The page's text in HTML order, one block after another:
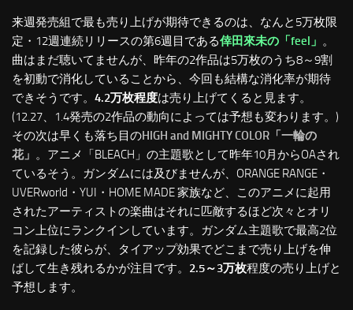
来週発売組で最も売り上げが期待できるのは、なんと5万枚限
定・12週連続リリースの第6週目である倖田來未の「feel」 。
曲はまだ聴いてませんが、昨年の2作品は5万枚のうち8～9割
を初動で消化していることから、今回も結構な消化率が期待
できそうです。 4.2万枚程度は売り上げてくると見ます。
(12.27、1.4発売の2作品の動向によっては予想も変わります。)
その次は早くも落ち目のHIGH and MIGHTY COLOR「一輪の
花」 。アニメ「BLEACH」の主題歌として昨年10月からOAされ
ているそう。ガンダムには及びませんが、ORANGE RANGE・
UVERworld・YUI・HOME MADE 家族など、このアニメに起用
されたアーティストの楽曲はそれに匹敵するほど次々とオリ
コン上位にランクインしています。ガンダム主題歌で最高2位
を記録した彼らが、タイアップ効果でどこまで売り上げを伸
ばして生き残れるかが注目です。 2.5～3万枚程度の売り上げと
予想します。